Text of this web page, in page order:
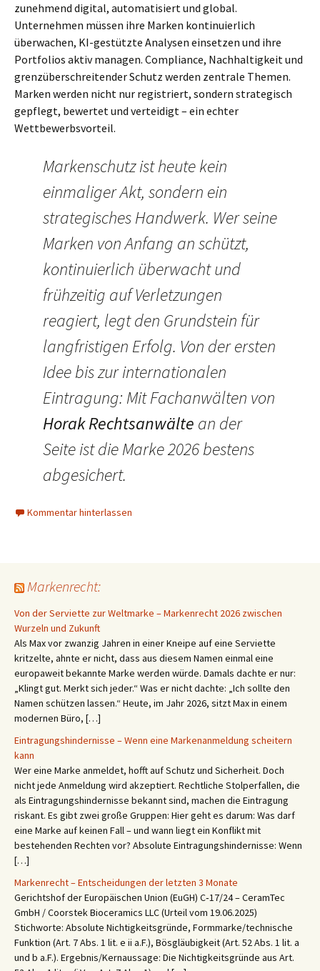
zunehmend digital, automatisiert und global.
Unternehmen müssen ihre Marken kontinuierlich
überwachen, KI-gestützte Analysen einsetzen und ihre
Portfolios aktiv managen. Compliance, Nachhaltigkeit und
grenzüberschreitender Schutz werden zentrale Themen.
Marken werden nicht nur registriert, sondern strategisch
gepflegt, bewertet und verteidigt – ein echter
Wettbewerbsvorteil.
Markenschutz ist heute kein
einmaliger Akt, sondern ein
strategisches Handwerk. Wer seine
Marken von Anfang an schützt,
kontinuierlich überwacht und
frühzeitig auf Verletzungen
reagiert, legt den Grundstein für
langfristigen Erfolg. Von der ersten
Idee bis zur internationalen
Eintragung: Mit Fachanwälten von
Horak Rechtsanwälte an der
Seite ist die Marke 2026 bestens
abgesichert.
Kommentar hinterlassen
Markenrecht:
Von der Serviette zur Weltmarke – Markenrecht 2026 zwischen
Wurzeln und Zukunft
Als Max vor zwanzig Jahren in einer Kneipe auf eine Serviette
kritzelte, ahnte er nicht, dass aus diesem Namen einmal eine
europaweit bekannte Marke werden würde. Damals dachte er nur:
„Klingt gut. Merkt sich jeder.“ Was er nicht dachte: „Ich sollte den
Namen schützen lassen.“ Heute, im Jahr 2026, sitzt Max in einem
modernen Büro, […]
Eintragungshindernisse – Wenn eine Markenanmeldung scheitern
kann
Wer eine Marke anmeldet, hofft auf Schutz und Sicherheit. Doch
nicht jede Anmeldung wird akzeptiert. Rechtliche Stolperfallen, die
als Eintragungshindernisse bekannt sind, machen die Eintragung
riskant. Es gibt zwei große Gruppen: Hier geht es darum: Was darf
eine Marke auf keinen Fall – und wann liegt ein Konflikt mit
bestehenden Rechten vor? Absolute Eintragungshindernisse: Wenn
[…]
Markenrecht – Entscheidungen der letzten 3 Monate
Gerichtshof der Europäischen Union (EuGH) C‑17/24 – CeramTec
GmbH / Coorstek Bioceramics LLC (Urteil vom 19.06.2025)
Stichworte: Absolute Nichtigkeitsgründe, Formmarke/technische
Funktion (Art. 7 Abs. 1 lit. e ii a.F.), Bösgläubigkeit (Art. 52 Abs. 1 lit. a
und b a.F.). Ergebnis/Kernaussage: Die Nichtigkeitsgründe aus Art.